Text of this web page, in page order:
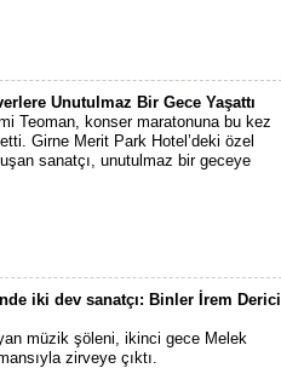
Unutulmaz Bir Gece Yaşattı
Teoman, konser maratonuna bu kez
Girne Merit Park Hotel’deki özel
sanatçı, unutulmaz bir geceye
iki dev sanatçı: Binler İrem Derici
müzik şöleni, ikinci gece Melek
zirveye çıktı.